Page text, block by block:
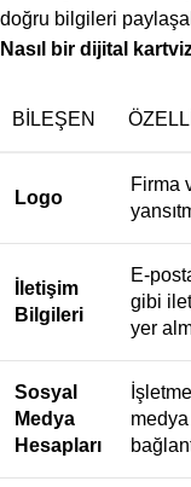
doğru bilgileri
Nasıl bir dijital
BILEŞEN
Logo
Firma
İletişim
Bilgileri
E-
gibi
yer
Sosyal
Medya
Hesapları